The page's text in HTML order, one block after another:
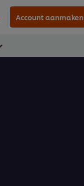
Account aanmaken